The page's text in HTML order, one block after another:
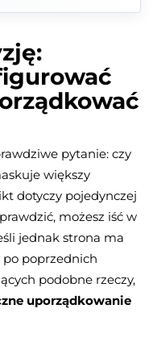
pytanie: czy
większy
dotyczy pojedynczej
możesz iść w
jednak strona ma
po poprzednich
podobne rzeczy,
uporządkowanie